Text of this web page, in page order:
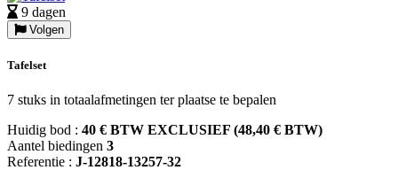
9 dagen
Volgen
Tafelset
7 stuks in totaalafmetingen ter plaatse te bepalen
Huidig bod : 40 € BTW EXCLUSIEF (48,40 € BTW)
Aantel biedingen 3
Referentie : J-12818-13257-32